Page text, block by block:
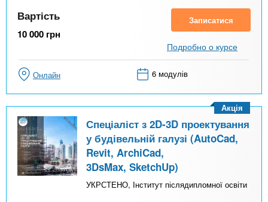
Вартість
10 000 грн
Записатися
Подробно о курсе
Онлайн 6 модулів
Спеціаліст з 2D-3D проектування
у будівельній галузі (AutoCad,
Revit, ArchiCad,
3DsMax, SketchUp)
УКРСТЕНО, Інститут післядипломної освіти
Акція